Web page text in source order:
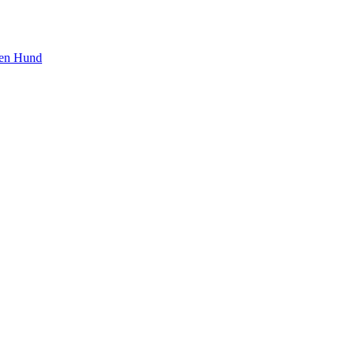
Hund